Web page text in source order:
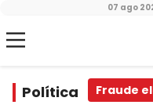
07 ago
Política Fraude